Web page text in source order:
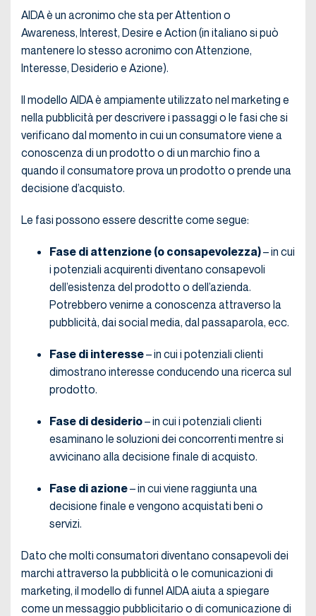
AIDA è un acronimo che sta per Attention o
Awareness, Interest, Desire e Action (in italiano si può
mantenere lo stesso acronimo con Attenzione,
Interesse, Desiderio e Azione).
Il modello AIDA è ampiamente utilizzato nel marketing e
nella pubblicità per descrivere i passaggi o le fasi che si
verificano dal momento in cui un consumatore viene a
conoscenza di un prodotto o di un marchio fino a
quando il consumatore prova un prodotto o prende una
decisione d’acquisto.
Le fasi possono essere descritte come segue:
Fase di attenzione (o consapevolezza)– in cui
i potenziali acquirenti diventano consapevoli
dell’esistenza del prodotto o dell’azienda.
Potrebbero venirne a conoscenza attraverso la
pubblicità, dai social media, dal passaparola, ecc.
Fase di interesse– in cui i potenziali clienti
dimostrano interesse conducendo una ricerca sul
prodotto.
Fase di desiderio– in cui i potenziali clienti
esaminano le soluzioni dei concorrenti mentre si
avvicinano alla decisione finale di acquisto.
Fase di azione– in cui viene raggiunta una
decisione finale e vengono acquistati beni o
servizi.
Dato che molti consumatori diventano consapevoli dei
marchi attraverso la pubblicità o le comunicazioni di
marketing, il modello di funnel AIDA aiuta a spiegare
come un messaggio pubblicitario o di comunicazione di